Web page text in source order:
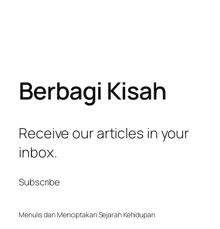
Berbagi Kisah
Receive our articles in your
inbox.
Subscribe
Menulis dan Menciptakan Sejarah Kehidupan